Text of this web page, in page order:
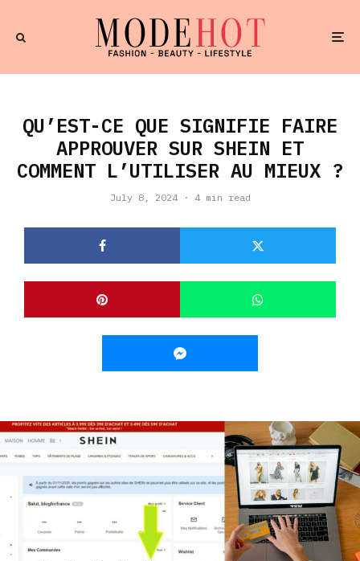
QU’EST-CE QUE SIGNIFIE FAIRE
APPROUVER SUR SHEIN ET
COMMENT L’UTILISER AU MIEUX ?
July 8, 2024 · 4 min read